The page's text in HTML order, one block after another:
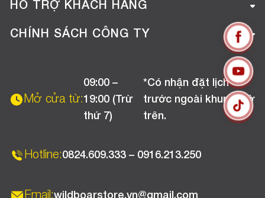
Giới thiệu công ty
Tuyển dụng
HỖ TRỢ KHÁCH HÀNG
Hướng dẫn mua hàng online
Chương trình khuyến mãi
CHÍNH SÁCH CÔNG TY
Chính sách bảo hành
Mở cửa từ:
09:00 –
19:00 (Trừ
thứ 7)
*Có nhận đặt lịch
trước ngoài khung giờ
trên.
Hotline:0824.609.333 – 0916.213.250
Email:wildboarstore.vn@gmail.com